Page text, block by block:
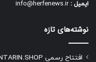
ایمیل : info@herfenews.ir
نوشته‌های تازه